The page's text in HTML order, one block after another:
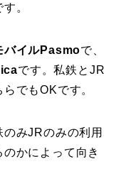
。
バイルPasmoで、
です。私鉄とJR
でもOKです。
みJRのみの利用
かによって向き